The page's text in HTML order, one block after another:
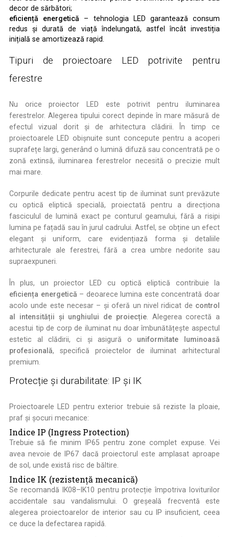
decor de sărbători;
eficiență energetică – tehnologia LED garantează consum
redus și durată de viață îndelungată, astfel încât investiția
inițială se amortizează rapid.
Tipuri de proiectoare LED potrivite pentru
ferestre
Nu orice proiector LED este potrivit pentru iluminarea
ferestrelor. Alegerea tipului corect depinde în mare măsură de
efectul vizual dorit și de arhitectura clădirii. În timp ce
proiectoarele LED obișnuite sunt concepute pentru a acoperi
suprafețe largi, generând o lumină difuză sau concentrată pe o
zonă extinsă, iluminarea ferestrelor necesită o precizie mult
mai mare.
Corpurile dedicate pentru acest tip de iluminat sunt prevăzute
cu optică eliptică specială, proiectată pentru a direcționa
fasciculul de lumină exact pe conturul geamului, fără a risipi
lumina pe fațadă sau în jurul cadrului. Astfel, se obține un efect
elegant și uniform, care evidențiază forma și detaliile
arhitecturale ale ferestrei, fără a crea umbre nedorite sau
supraexpuneri.
În plus, un proiector LED cu optică eliptică contribuie la
eficiența energetică – deoarece lumina este concentrată doar
acolo unde este necesar – și oferă un nivel ridicat de control
al intensității și unghiului de proiecție. Alegerea corectă a
acestui tip de corp de iluminat nu doar îmbunătățește aspectul
estetic al clădirii, ci și asigură o uniformitate luminoasă
profesională, specifică proiectelor de iluminat arhitectural
premium.
Protecție și durabilitate: IP și IK
Proiectoarele LED pentru exterior trebuie să reziste la ploaie,
praf și șocuri mecanice:
Indice IP (Ingress Protection)
Trebuie să fie minim IP65 pentru zone complet expuse. Vei
avea nevoie de IP67 dacă proiectorul este amplasat aproape
de sol, unde există risc de băltire.
Indice IK (rezistență mecanică)
Se recomandă IK08–IK10 pentru protecție împotriva loviturilor
accidentale sau vandalismului. O greșeală frecventă este
alegerea proiectoarelor de interior sau cu IP insuficient, ceea
ce duce la defectarea rapidă.